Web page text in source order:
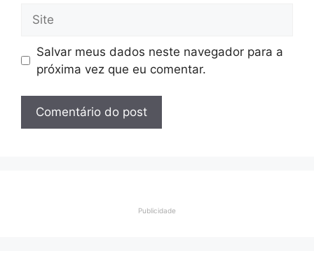
Salvar meus dados neste navegador para a
próxima vez que eu comentar.
Publicidade